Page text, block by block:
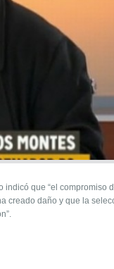
indicó que “el compromiso
creado daño y que la